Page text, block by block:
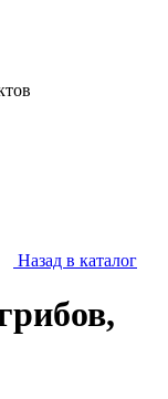
Назад в каталог